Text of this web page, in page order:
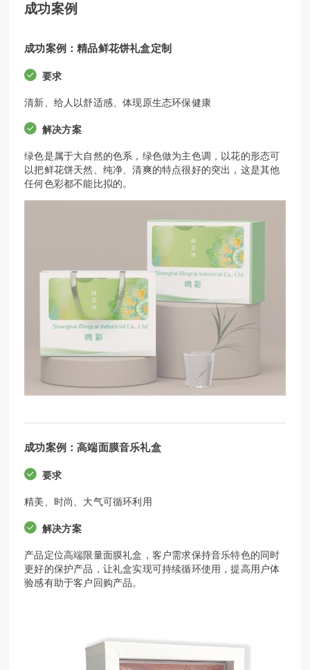
成功案例
成功案例：精品鲜花饼礼盒定制
要求
清新、给人以舒适感、体现原生态环保健康
解决方案
绿色是属于大自然的色系，绿色做为主色调，以花的形态可
以把鲜花饼天然、纯净、清爽的特点很好的突出，这是其他
任何色彩都不能比拟的。
成功案例：高端面膜音乐礼盒
要求
精美、时尚、大气可循环利用
解决方案
产品定位高端限量面膜礼盒，客户需求保持音乐特色的同时
更好的保护产品，让礼盒实现可持续循环使用，提高用户体
验感有助于客户回购产品。